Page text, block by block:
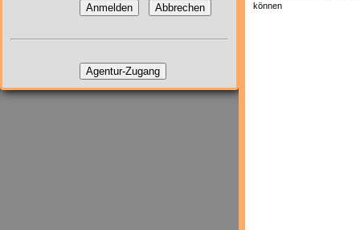
Anmelden Abbrechen
Agentur-Zugang